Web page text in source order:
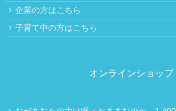
企業の方はこちら
子育て中の方はこちら
オンラインショップ